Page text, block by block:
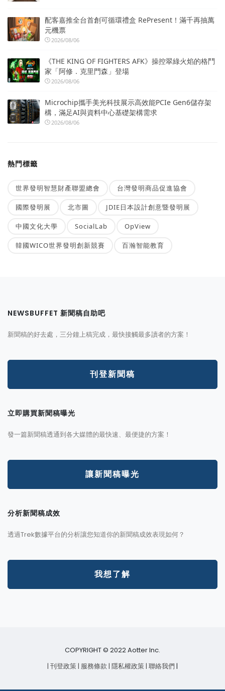
配客嘉推全台首創可循環禮盒 RePresent！滿千再抽萬
元機票
2026/08/06
《THE KING OF FIGHTERS AFK》操控翠綠火焰的格鬥
家「阿修．克里門森」登場
2026/08/06
Microchip攜手美光科技展示高效能PCIe Gen6儲存架
構，滿足AI與資料中心基礎架構需求
2026/08/06
熱門標籤
世界發明智慧財產聯盟總會 台灣發明商品促進協會
國際發明展 北市圖 JDIE日本設計創意暨發明展
中國文化大學 SocialLab OpView
韓國WICO世界發明創新競賽 百瀚智能教育
NEWSBUFFET 新聞稿自助吧
新聞稿的好去處，三分鐘上稿完成，最快接觸最多讀者的方案！
刊登新聞稿
立即購買新聞稿曝光
發一篇新聞稿透通到各大媒體的最快速、最便捷的方案！
讓新聞稿曝光
分析新聞稿成效
透過Trek數據平台的分析讓您知道你的新聞稿成效表現如何？
我想了解
COPYRIGHT © 2022 Aotter Inc.
| 刊登政策| 服務條款 | 隱私權政策| 聯絡我們 |